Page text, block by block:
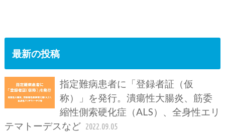
最新の投稿
指定難病患者に「登録者証（仮
称）」を発行。潰瘍性大腸炎、筋委
縮性側索硬化症（ALS）、全身性エリ
テマトーデスなど 2022.09.05